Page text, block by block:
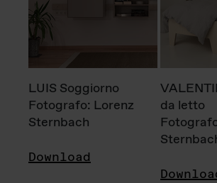
LUIS Soggiorno
Fotografo: Lorenz
Sternbach
Download
da letto